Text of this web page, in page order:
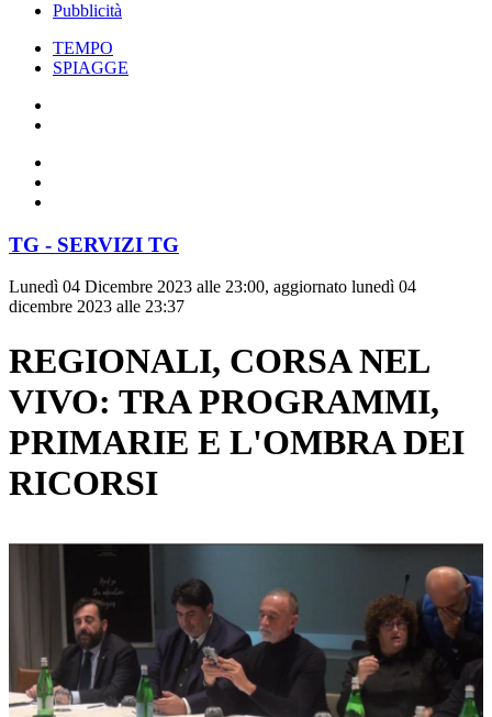
Pubblicità
TEMPO
SPIAGGE
TG - SERVIZI TG
Lunedì 04 Dicembre 2023 alle 23:00, aggiornato lunedì 04
dicembre 2023 alle 23:37
REGIONALI, CORSA NEL
VIVO: TRA PROGRAMMI,
PRIMARIE E L'OMBRA DEI
RICORSI